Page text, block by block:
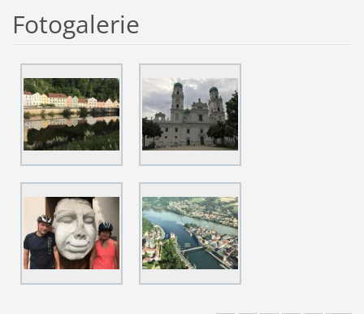
Fotogalerie